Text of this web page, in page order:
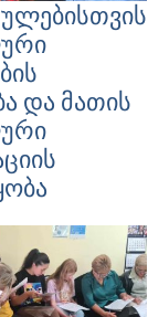
და მათის